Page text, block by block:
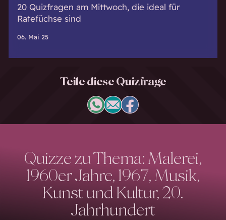
20 Quizfragen am Mittwoch, die ideal für
Ratefüchse sind
06. Mai 25
Teile diese Quizfrage
Quizze zu Thema: Malerei,
1960er Jahre, 1967, Musik,
Kunst und Kultur, 20.
Jahrhundert